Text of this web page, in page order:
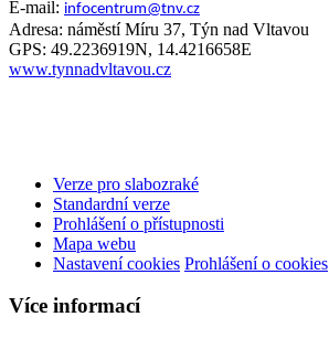
E-mail: infocentrum@tnv.cz
Adresa: náměstí Míru 37, Týn nad Vltavou
GPS: 49.2236919N, 14.4216658E
www.tynnadvltavou.cz
Verze pro slabozraké
Standardní verze
Prohlášení o přístupnosti
Mapa webu
Nastavení cookies Prohlášení o cookies
Více informací